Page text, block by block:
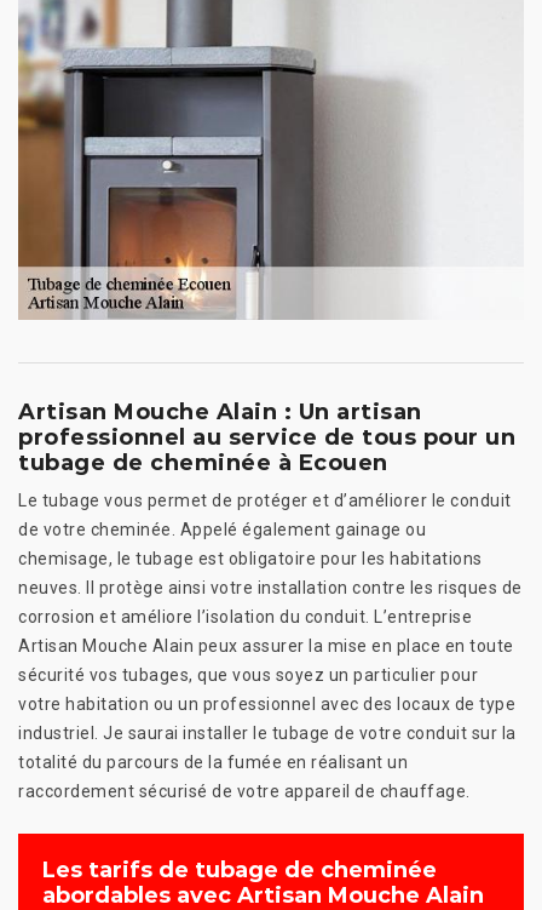
Artisan Mouche Alain : Un artisan
professionnel au service de tous pour un
tubage de cheminée à Ecouen
Le tubage vous permet de protéger et d’améliorer le conduit
de votre cheminée. Appelé également gainage ou
chemisage, le tubage est obligatoire pour les habitations
neuves. Il protège ainsi votre installation contre les risques de
corrosion et améliore l’isolation du conduit. L’entreprise
Artisan Mouche Alain peux assurer la mise en place en toute
sécurité vos tubages, que vous soyez un particulier pour
votre habitation ou un professionnel avec des locaux de type
industriel. Je saurai installer le tubage de votre conduit sur la
totalité du parcours de la fumée en réalisant un
raccordement sécurisé de votre appareil de chauffage.
Les tarifs de tubage de cheminée
abordables avec Artisan Mouche Alain